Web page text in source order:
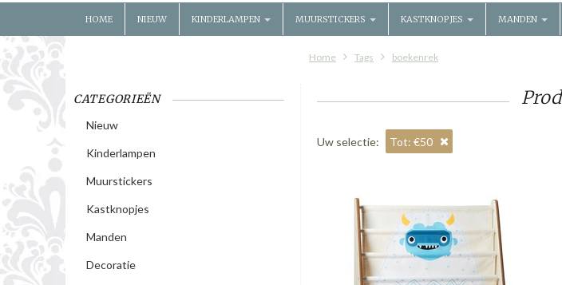
HOME NIEUW KINDERLAMPEN MUURSTICKERS KASTKNOPJES MANDEN
Home Tags boekenrek
CATEGORIEËN
Nieuw
Kinderlampen
Muurstickers
Kastknopjes
Manden
Decoratie
Uw selectie: Tot: €50